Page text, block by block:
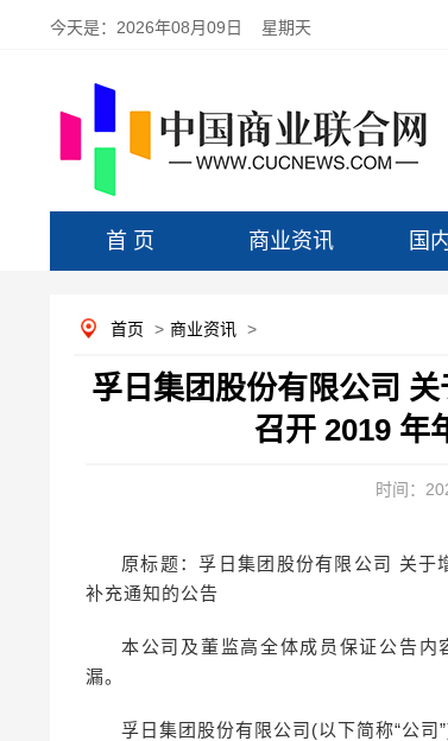
今天是： 2026年08月09日 星期天
首 页 商业资讯 国
首页 > 商业资讯 >
孚日集团股份有限公司
召开 2019 年
时间：
原标题：孚日集团股份有限公司 关
补充通知的公告
本公司及董监高全体成员保证公告
漏。
孚日集团股份有限公司(以下简称“公